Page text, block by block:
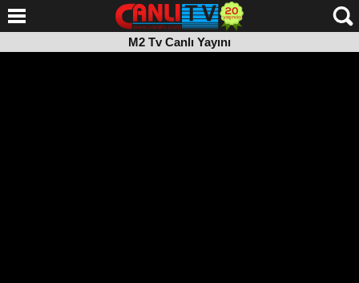
M2 Tv Canlı Yayını